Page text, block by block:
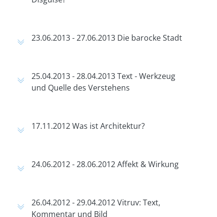
23.06.2013 - 27.06.2013 Die barocke Stadt
25.04.2013 - 28.04.2013 Text - Werkzeug
und Quelle des Verstehens
17.11.2012 Was ist Architektur?
24.06.2012 - 28.06.2012 Affekt & Wirkung
26.04.2012 - 29.04.2012 Vitruv: Text,
Kommentar und Bild